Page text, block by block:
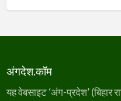
अंगदेश.कॉम
यह वेबसाइट ‘अंग-प्रदेश’